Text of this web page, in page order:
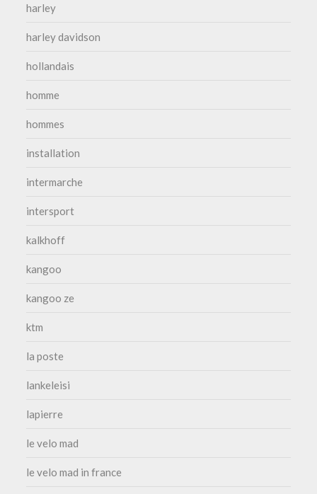
harley
harley davidson
hollandais
homme
hommes
installation
intermarche
intersport
kalkhoff
kangoo
kangoo ze
ktm
la poste
lankeleisi
lapierre
le velo mad
le velo mad in france